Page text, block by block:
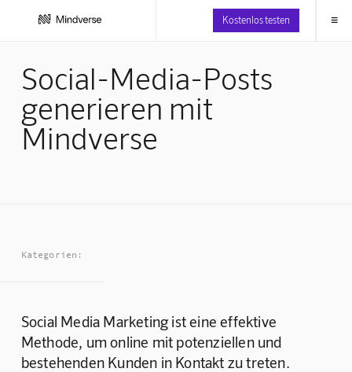
Kostenlos testen ≡
Social-Media-Posts
generieren mit
Mindverse
Kategorien:
Social Media Marketing ist eine effektive
Methode, um online mit potenziellen und
bestehenden Kunden in Kontakt zu treten.